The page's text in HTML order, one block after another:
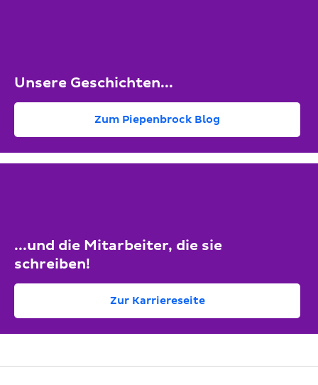
Unsere Geschichten...
Zum Piepenbrock Blog
...und die Mitarbeiter, die sie
schreiben!
Zur Karriereseite